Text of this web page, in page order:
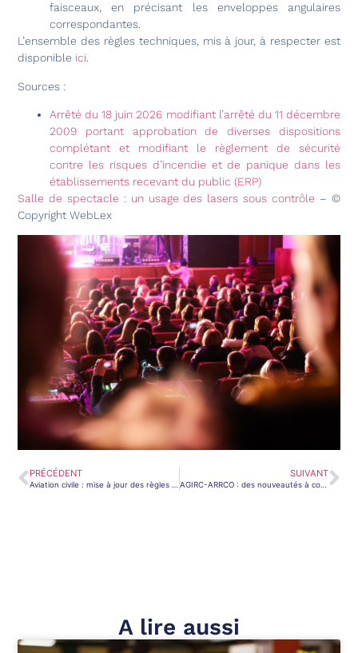
faisceaux, en précisant les enveloppes angulaires
correspondantes.
L’ensemble des règles techniques, mis à jour, à respecter est
disponible ici.
Sources :
Arrêté du 18 juin 2026 modifiant l’arrêté du 11 décembre
2009 portant approbation de diverses dispositions
complétant et modifiant le règlement de sécurité
contre les risques d’incendie et de panique dans les
établissements recevant du public (ERP)
Salle de spectacle : un usage des lasers sous contrôle – ©
Copyright WebLex
PRÉCÉDENT SUIVANT
AGIRC-ARRCO : des nouveautés à connaître !
A lire aussi